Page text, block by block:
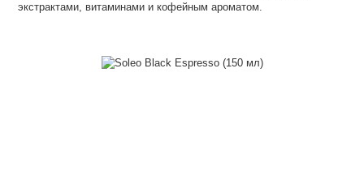
экстрактами, витаминами и кофейным ароматом.